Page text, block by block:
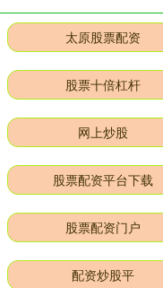
太原股票配资
股票十倍杠杆
网上炒股
股票配资平台下载
股票配资门户
配资炒股平